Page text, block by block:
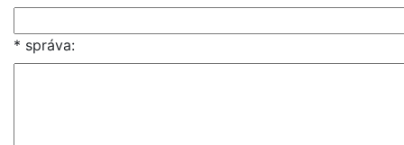
* správa: